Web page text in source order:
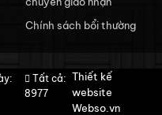
Chính sách bổi thường
Tất cả:
8977
Thiết kế
website
Webso.vn